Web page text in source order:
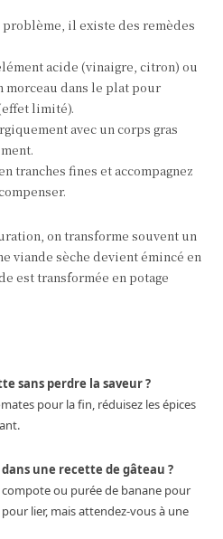
il existe des remèdes
acide (vinaigre, citron) ou
morceau dans le plat pour
limité).
avec un corps gras
tranches fines et accompagnez
on transforme souvent un
viande sèche devient émincé en
est transformée en potage
sans perdre la saveur ?
pour la fin, réduisez les épices
une recette de gâteau ?
ou purée de banane pour
lier, mais attendez-vous à une